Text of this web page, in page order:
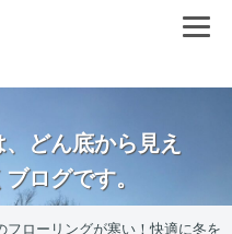
どん底から見え
ログです。
フローリングが寒い！快適に冬を